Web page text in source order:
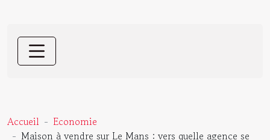
Accueil
Economie
Maison à vendre sur Le Mans : vers quelle agence se